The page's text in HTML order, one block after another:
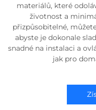
materiálů, které
životnost a
přizpůsobitelné,
abyste je dokonale
snadné na instalaci a
jak pro